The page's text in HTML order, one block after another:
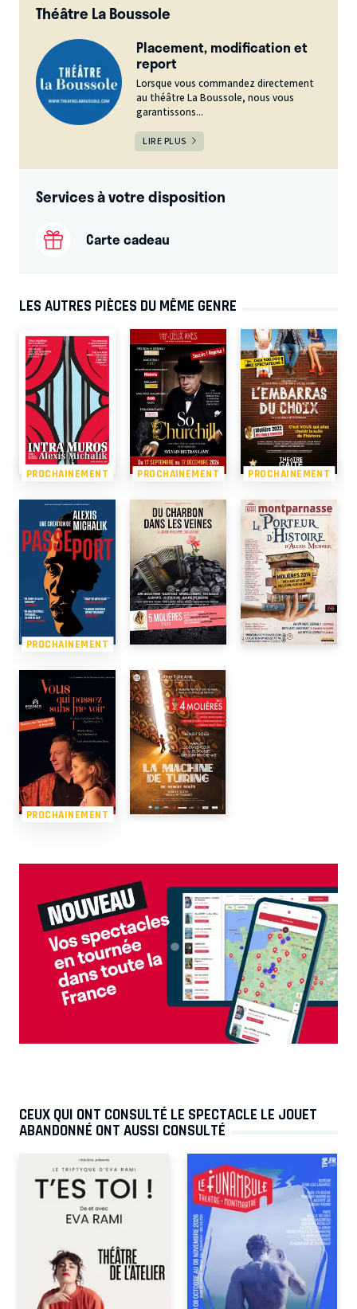
Théâtre La Boussole
Placement, modification et
report
Lorsque vous commandez directement
au théâtre La Boussole, nous vous
garantissons...
LIRE PLUS
Services à votre disposition
Carte cadeau
LES AUTRES PIÈCES DU MÊME GENRE
PROCHAINEMENT PROCHAINEMENT PROCHAINEMENT
PROCHAINEMENT
PROCHAINEMENT
CEUX QUI ONT CONSULTÉ LE SPECTACLE LE JOUET
ABANDONNÉ ONT AUSSI CONSULTÉ